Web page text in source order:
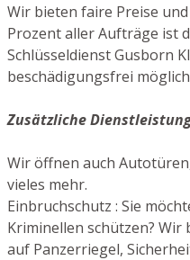
Wir bieten faire Preise
Prozent aller Aufträge ist
Schlüsseldienst Gusborn
beschädigungsfrei
Zusätzliche
Wir öffnen auch
vieles mehr.
Einbruchschutz : Sie
Kriminellen schützen?
auf Panzerriegel,